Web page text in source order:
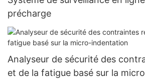
précharge
Analyseur de sécurité des
et de la fatigue basé sur la